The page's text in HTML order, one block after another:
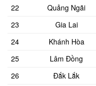
22
Quảng Ngãi
23
Gia Lai
24
Khánh Hòa
25
Lâm Đồng
26
Đắk Lắk